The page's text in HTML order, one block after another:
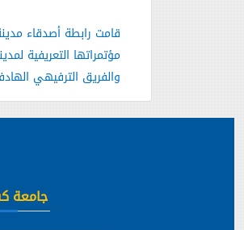
قامت رابطة أصدقاء
مؤتمراتها التعريفية
والفريق الترفيهي
جامعة